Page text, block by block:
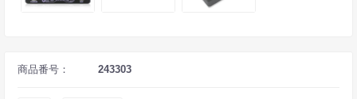
商品番号： 243303